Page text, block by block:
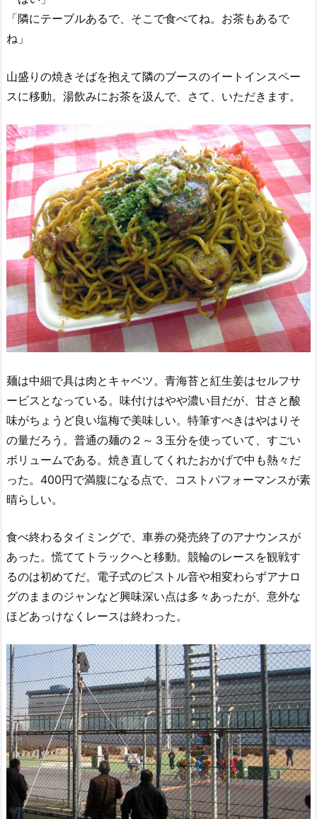
「隣にテーブルあるで、そこで食べてね。お茶もあるで
ね」
山盛りの焼きそばを抱えて隣のブースのイートインスペー
スに移動。湯飲みにお茶を汲んで、さて、いただきます。
麺は中細で具は肉とキャベツ。青海苔と紅生姜はセルフサ
ービスとなっている。味付けはやや濃い目だが、甘さと酸
味がちょうど良い塩梅で美味しい。特筆すべきはやはりそ
の量だろう。普通の麺の２～３玉分を使っていて、すごい
ボリュームである。焼き直してくれたおかげで中も熱々だ
った。400円で満腹になる点で、コストパフォーマンスが素
晴らしい。
食べ終わるタイミングで、車券の発売終了のアナウンスが
あった。慌ててトラックへと移動。競輪のレースを観戦す
るのは初めてだ。電子式のピストル音や相変わらずアナロ
グのままのジャンなど興味深い点は多々あったが、意外な
ほどあっけなくレースは終わった。